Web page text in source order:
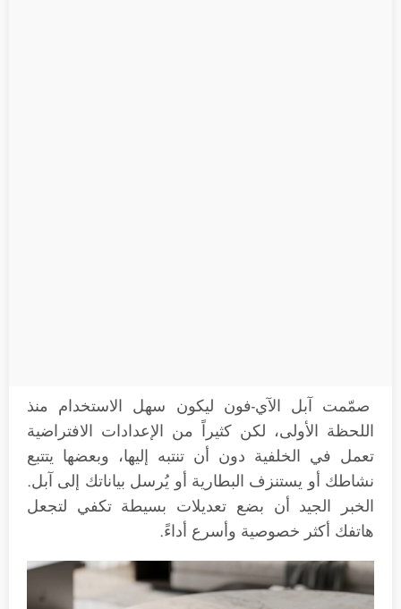
صمّمت آبل الآي-فون ليكون سهل الاستخدام منذ
اللحظة الأولى، لكن كثيراً من الإعدادات الافتراضية
تعمل في الخلفية دون أن تنتبه إليها، وبعضها يتتبع
نشاطك أو يستنزف البطارية أو يُرسل بياناتك إلى آبل.
الخبر الجيد أن بضع تعديلات بسيطة تكفي لتجعل
هاتفك أكثر خصوصية وأسرع أداءً.